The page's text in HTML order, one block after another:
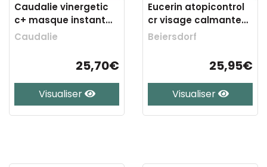
Caudalie vinergetic
c+ masque instant
detox 75ml
Caudalie
25,70€
Visualiser
Eucerin atopicontrol
cr visage calmante
50ml
Beiersdorf
25,95€
Visualiser